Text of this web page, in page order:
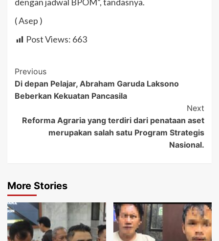
dengan jadwal BPOM”, tandasnya.
( Asep )
Post Views: 663
Post
Navigation
Previous
Di depan Pelajar, Abraham Garuda Laksono
Beberkan Kekuatan Pancasila
Next
Reforma Agraria yang terdiri dari penataan aset
merupakan salah satu Program Strategis
Nasional.
More Stories